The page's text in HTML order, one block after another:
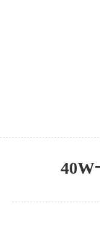
40W